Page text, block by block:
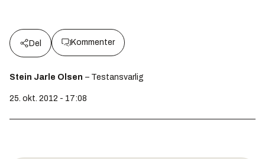
Del Kommenter
Stein Jarle Olsen – Testansvarlig
25. okt. 2012 - 17:08